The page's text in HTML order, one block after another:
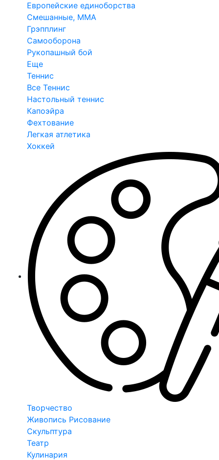
Европейские единоборства
Смешанные, ММА
Грэпплинг
Самооборона
Рукопашный бой
Еще
Теннис
Все Теннис
Настольный теннис
Капоэйра
Фехтование
Легкая атлетика
Хоккей
Творчество
Живопись Рисование
Скульптура
Театр
Кулинария